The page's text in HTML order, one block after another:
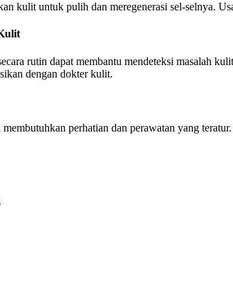
kulit untuk pulih dan meregenerasi sel-selnya.
rutin dapat membantu mendeteksi masalah
dengan dokter kulit.
perhatian dan perawatan yang